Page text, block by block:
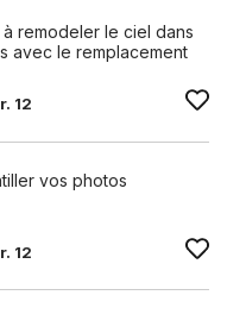
remodeler le ciel dans
avec le remplacement
12
vos photos
12